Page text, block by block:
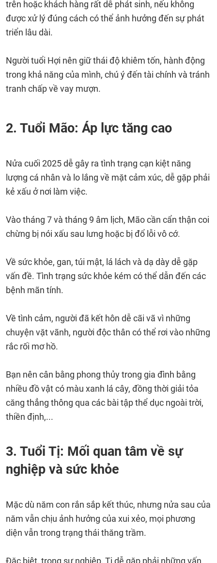
trên hoặc khách hàng rất dễ phát sinh, nếu không
được xử lý đúng cách có thể ảnh hưởng đến sự phát
triển lâu dài.
Người tuổi Hợi nên giữ thái độ khiêm tốn, hành động
trong khả năng của mình, chú ý đến tài chính và tránh
tranh chấp về vay mượn.
2. Tuổi Mão: Áp lực tăng cao
Nửa cuối 2025 dễ gây ra tình trạng cạn kiệt năng
lượng cá nhân và lo lắng về mặt cảm xúc, dễ gặp phải
kẻ xấu ở nơi làm việc.
Vào tháng 7 và tháng 9 âm lịch, Mão cần cẩn thận coi
chừng bị nói xấu sau lưng hoặc bị đổ lỗi vô cớ.
Về sức khỏe, gan, túi mật, lá lách và dạ dày dễ gặp
vấn đề. Tình trạng sức khỏe kém có thể dẫn đến các
bệnh mãn tính.
Về tình cảm, người đã kết hôn dễ cãi vã vì những
chuyện vặt vãnh, người độc thân có thể rơi vào những
rắc rối mơ hồ.
Bạn nên cân bằng phong thủy trong gia đình bằng
nhiều đồ vật có màu xanh lá cây, đồng thời giải tỏa
căng thẳng thông qua các bài tập thể dục ngoài trời,
thiền định,...
3. Tuổi Tị: Mối quan tâm về sự
nghiệp và sức khỏe
Mặc dù năm con rắn sắp kết thúc, nhưng nửa sau của
năm vẫn chịu ảnh hưởng của xui xẻo, mọi phương
diện vẫn trong trạng thái thăng trầm.
Đặc biệt, trong sự nghiệp, Tị dễ gặp phải những vấn